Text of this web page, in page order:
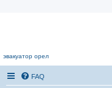
эвакуатор орел
FAQ